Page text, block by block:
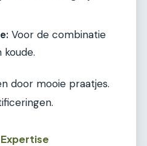
Voor de combinatie
door mooie praatjes.